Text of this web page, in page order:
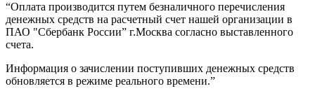
“Оплата производится путем безналичного перечисления
денежных средств на расчетный счет нашей организации в
ПАО "Сбербанк России” г.Москва согласно выставленного
счета.
Информация о зачислении поступивших денежных средств
обновляется в режиме реального времени.”